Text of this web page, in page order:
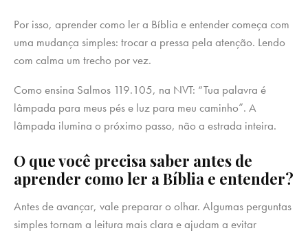
Por isso, aprender como ler a Bíblia e entender começa com
uma mudança simples: trocar a pressa pela atenção. Lendo
com calma um trecho por vez.
Como ensina Salmos 119.105, na NVT: “Tua palavra é
lâmpada para meus pés e luz para meu caminho”. A
lâmpada ilumina o próximo passo, não a estrada inteira.
O que você precisa saber antes de
aprender como ler a Bíblia e entender?
Antes de avançar, vale preparar o olhar. Algumas perguntas
simples tornam a leitura mais clara e ajudam a evitar